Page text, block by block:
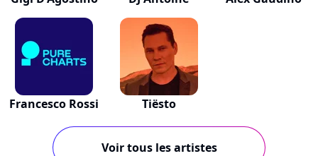
Francesco Rossi Tiësto
Voir tous les artistes